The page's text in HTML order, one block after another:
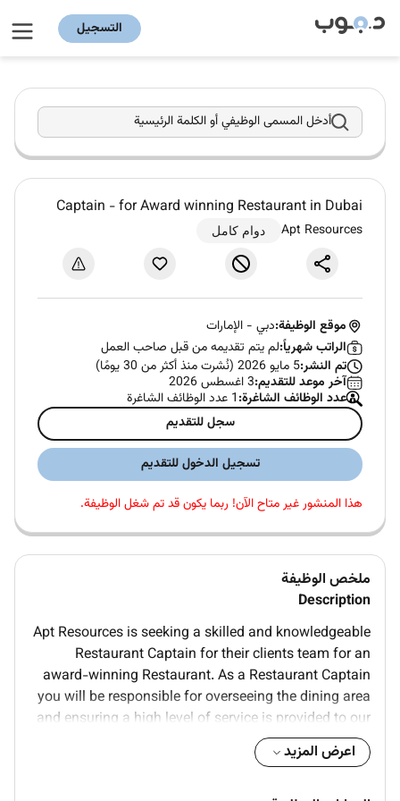
التسجيل
أدخل المسمى الوظيفي أو الكلمة الرئيسية
Captain - for Award winning Restaurant in Dubai
Apt Resources دوام كامل
موقع الوظيفة:دبي - الإمارات
الراتب شهرياً:لم يتم تقديمه من قبل صاحب العمل
تم النشر:5 مايو 2026 (نُشرت منذ أكثر من 30 يومًا)
آخر موعد للتقديم:3 اغسطس 2026
عدد الوظائف الشاغرة:1 عدد الوظائف الشاغرة
سجل للتقديم
تسجيل الدخول للتقديم
هذا المنشور غير متاح الآن! ربما يكون قد تم شغل الوظيفة.
ملخص الوظيفة
Description
Apt Resources is seeking a skilled and knowledgeable
Restaurant Captain for their clients team for an
award-winning Restaurant. As a Restaurant Captain
you will be responsible for overseeing the dining area
and ensuring a high level of service is provided to our
guests.
In this role you will coordinate and guide the waitstaff
team ensuring that they are knowledgeable about the
اعرض المزيد